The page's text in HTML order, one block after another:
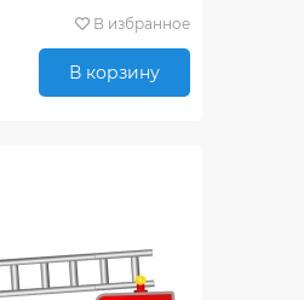
В избранное
В корзину